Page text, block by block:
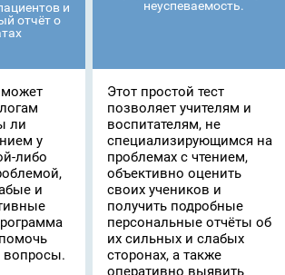
и
отчёт о
ли
у
либо
и
вопросы.
неуспеваемость.
Этот простой тест
позволяет учителям и
воспитателям, не
специализирующимся на
проблемах с чтением,
объективно оценить
своих учеников и
получить подробные
персональные отчёты об
их сильных и слабых
сторонах, а также
оперативно выявить